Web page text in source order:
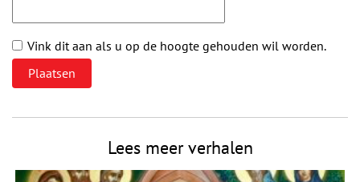
Vink dit aan als u op de hoogte gehouden wil worden.
Lees meer verhalen